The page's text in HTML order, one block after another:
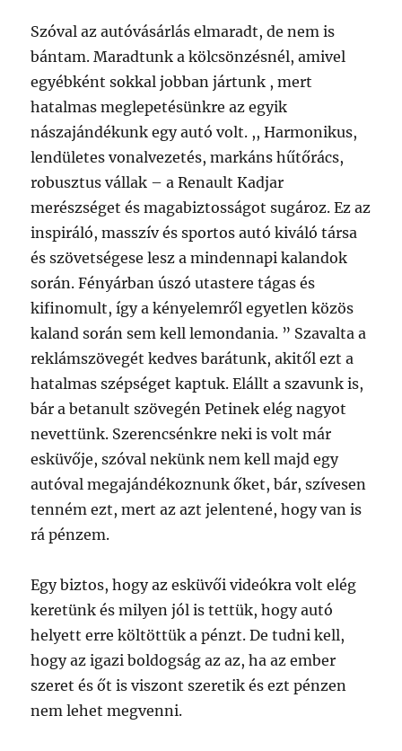
Szóval az autóvásárlás elmaradt, de nem is
bántam. Maradtunk a kölcsönzésnél, amivel
egyébként sokkal jobban jártunk , mert
hatalmas meglepetésünkre az egyik
nászajándékunk egy autó volt. ,, Harmonikus,
lendületes vonalvezetés, markáns hűtőrács,
robusztus vállak – a Renault Kadjar
merészséget és magabiztosságot sugároz. Ez az
inspiráló, masszív és sportos autó kiváló társa
és szövetségese lesz a mindennapi kalandok
során. Fényárban úszó utastere tágas és
kifinomult, így a kényelemről egyetlen közös
kaland során sem kell lemondania. ” Szavalta a
reklámszövegét kedves barátunk, akitől ezt a
hatalmas szépséget kaptuk. Elállt a szavunk is,
bár a betanult szövegén Petinek elég nagyot
nevettünk. Szerencsénkre neki is volt már
esküvője, szóval nekünk nem kell majd egy
autóval megajándékoznunk őket, bár, szívesen
tenném ezt, mert az azt jelentené, hogy van is
rá pénzem.
Egy biztos, hogy az esküvői videókra volt elég
keretünk és milyen jól is tettük, hogy autó
helyett erre költöttük a pénzt. De tudni kell,
hogy az igazi boldogság az az, ha az ember
szeret és őt is viszont szeretik és ezt pénzen
nem lehet megvenni.